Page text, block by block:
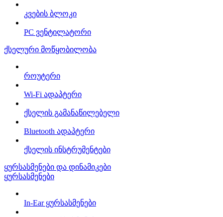
კვების ბლოკი
PC ვენტილატორი
ქსელური მოწყობილობა
როუტერი
Wi-Fi ადაპტერი
ქსელის გამანაწილებელი
Bluetooth ადაპტერი
ქსელის ინსტრუმენტები
ყურსასმენები და დინამიკები
ყურსასმენები
In-Ear ყურსასმენები